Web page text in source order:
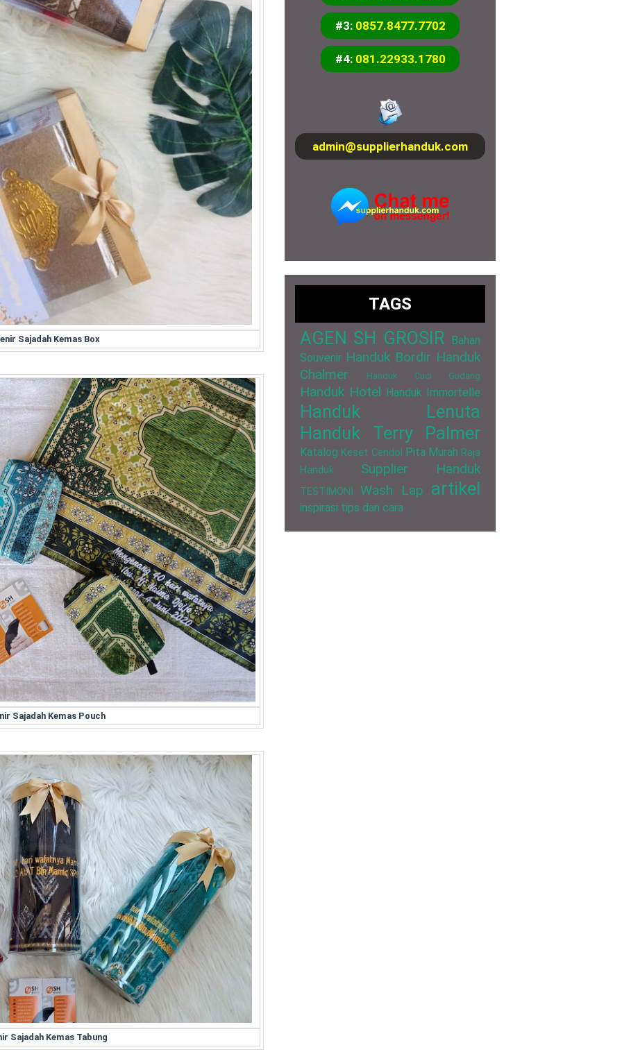
Sajadah Kemas Box
Sajadah Kemas Pouch
Sajadah Kemas Tabung
#3: 0857.8477.7702
#4: 081.22933.1780
admin@supplierhanduk.com
TAGS
AGEN SH GROSIR Bahan
Souvenir Handuk Bordir Handuk
Chalmer
Handuk Cuci Gudang
Handuk Hotel Handuk Immortelle
Handuk Lenuta
Handuk Terry Palmer
Katalog Keset Cendol Pita Murah Raja
Handuk
Supplier Handuk
TESTIMONI Wash Lap artikel
inspirasi tips dan cara